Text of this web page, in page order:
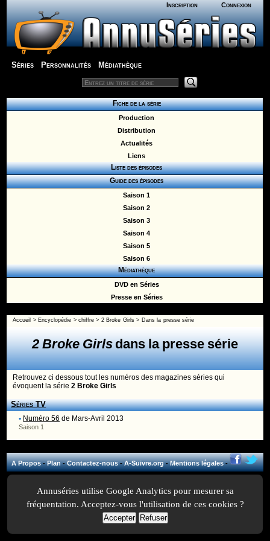
Inscription Connexion
Séries Personnalités Médiathèque
Fiche de la série
Production
Distribution
Actualités
Liens
Liste des épisodes
Guide des épisodes
Saison 1
Saison 2
Saison 3
Saison 4
Saison 5
Saison 6
Médiathèque
DVD en Séries
Presse en Séries
Accueil > Encyclopédie >chiffre > 2 Broke Girls> Dans la presse série
2 Broke Girlsdans la presse série
Retrouvez ci dessous tout les numéros des magazines séries qui
évoquent la série2 Broke Girls
Séries TV
• Numéro 56 de Mars-Avril 2013
Saison 1
A Propos-Plan-Contactez-nous-A-Suivre.org-Mentions légales-
Annuséries utilise Google Analytics pour mesurer sa
fréquentation. Acceptez-vous l'utilisation de ces cookies ?
Accepter Refuser